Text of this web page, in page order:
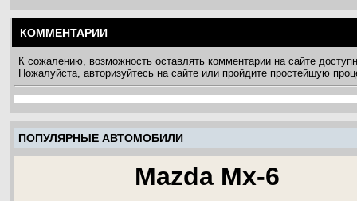
КОММЕНТАРИИ
К сожалению, возможность оставлять комментарии на сайте
Пожалуйста, авторизуйтесь на сайте или пройдите простейшую
ПОПУЛЯРНЫЕ АВТОМОБИЛИ
Mazda Mx-6